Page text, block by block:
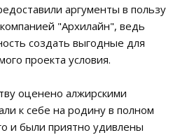
аргументы в пользу
"Архилайн", ведь
создать выгодные для
проекта условия.
оценено алжирскими
к себе на родину в полном
и были приятно удивлены